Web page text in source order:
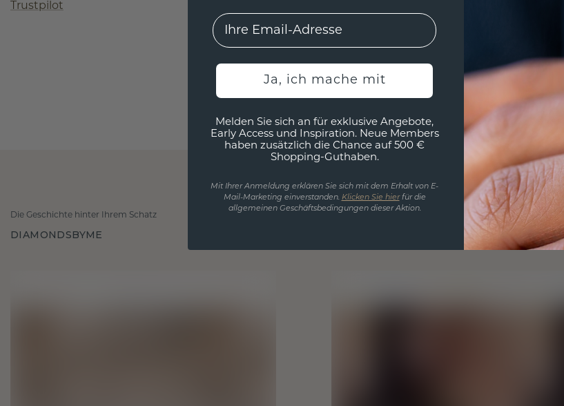
Trustpilot
Die Geschichte hinter Ihrem Schatz
DIAMONDSBYME
EMail
Ja, ich mache mit
Melden Sie sich an für exklusive Angebote,
Early Access und Inspiration. Neue Members
haben zusätzlich die Chance auf 500 €
Shopping-Guthaben.
Mit Ihrer Anmeldung erklären Sie sich mit dem Erhalt von E-
Mail-Marketing einverstanden. Klicken Sie hierfür die
allgemeinen Geschäftsbedingungen dieser Aktion.